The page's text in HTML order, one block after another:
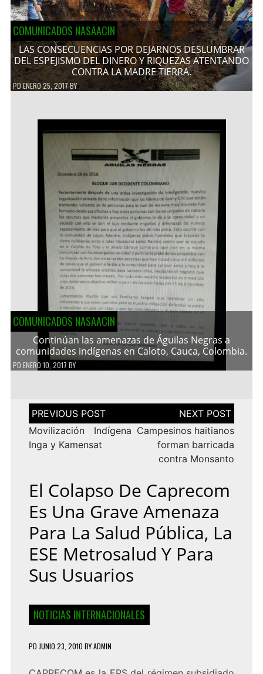
COMUNICADOS NASAACIN
LAS CONSECUENCIAS POR DEJARNOS DESLUMBRAR
DEL ESPEJISMO DEL DINERO Y RIQUEZAS ATENTANDO
CONTRA LA MADRE TIERRA.
PDENERO 25, 2017BY
COMUNICADOS NASAACIN
Continúan las amenazas de Águilas Negras a
comunidades indígenas en Caloto, Cauca, Colombia.
PD ENERO 10, 2017 BY
Navegación
de
entradas
Movilización Indígena
Inga y Kamensat
Campesinos haitianos
forman barricada
contra Monsanto
El Colapso De Caprecom
Es Una Grave Amenaza
Para La Salud Pública, La
ESE Metrosalud Y Para
Sus Usuarios
NOTICIAS INTERNACIONALES
PD JUNIO 23, 2010 BYADMIN